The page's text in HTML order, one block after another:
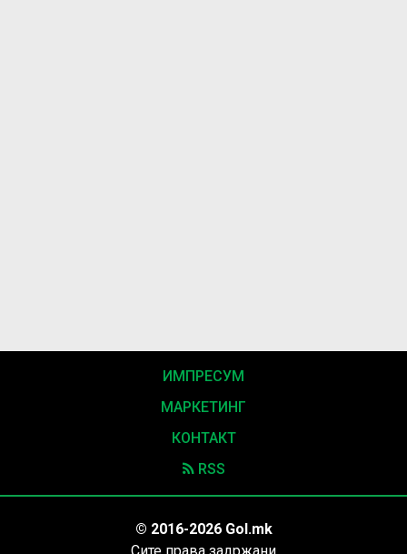
ИМПРЕСУМ
МАРКЕТИНГ
КОНТАКТ
RSS
© 2016-2026 Gol.mk
Сите права задржани